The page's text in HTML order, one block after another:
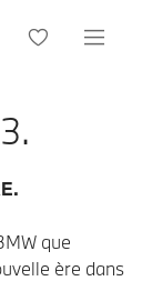
que
ère dans